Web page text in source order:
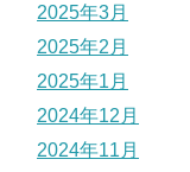
2025年3月
2025年2月
2025年1月
2024年12月
2024年11月